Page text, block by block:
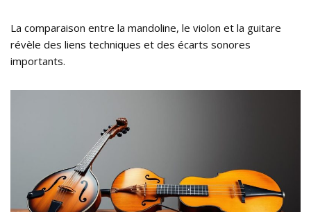
La comparaison entre la mandoline, le violon et la guitare
révèle des liens techniques et des écarts sonores
importants.